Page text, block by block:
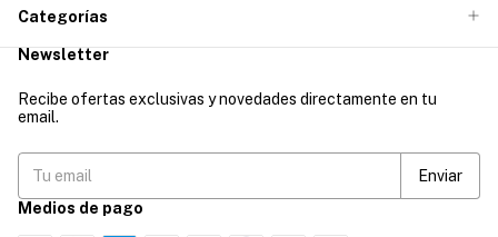
Categorías
Newsletter
Recibe ofertas exclusivas y novedades directamente en tu
email.
Medios de pago